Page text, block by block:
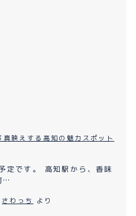
映えする高知の魅力スポット
定です。 高知駅から、香味
…
さわっち より